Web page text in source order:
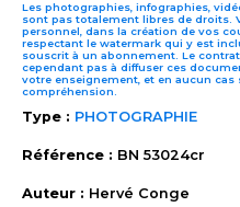
Les photographies, infographies,
sont pas totalement libres de droits.
personnel, dans la création de vos
respectant le watermark qui y est
souscrit à un abonnement. Le
cependant pas à diffuser ces
votre enseignement, et en aucun cas
compréhension.
Type : PHOTOGRAPHIE
Référence : BN 53024cr
Auteur : Hervé Conge